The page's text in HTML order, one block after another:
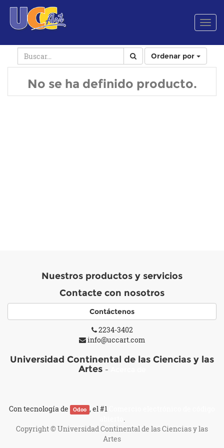
Menú
de
Ordenar por
No se ha definido producto.
Nuestros productos y servicios
Contacte con nosotros
Contáctenos
2234-3402
info@uccart.com
Universidad Continental de las Ciencias y las
Artes -
Con tecnología de Odoo , el #1
.
Copyright ©Universidad Continental de las Ciencias y las
Artes